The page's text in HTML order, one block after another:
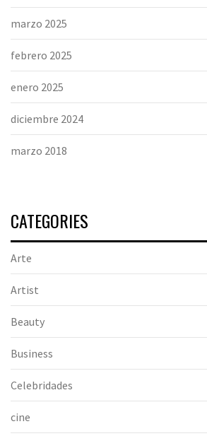
marzo 2025
febrero 2025
enero 2025
diciembre 2024
marzo 2018
CATEGORIES
Arte
Artist
Beauty
Business
Celebridades
cine